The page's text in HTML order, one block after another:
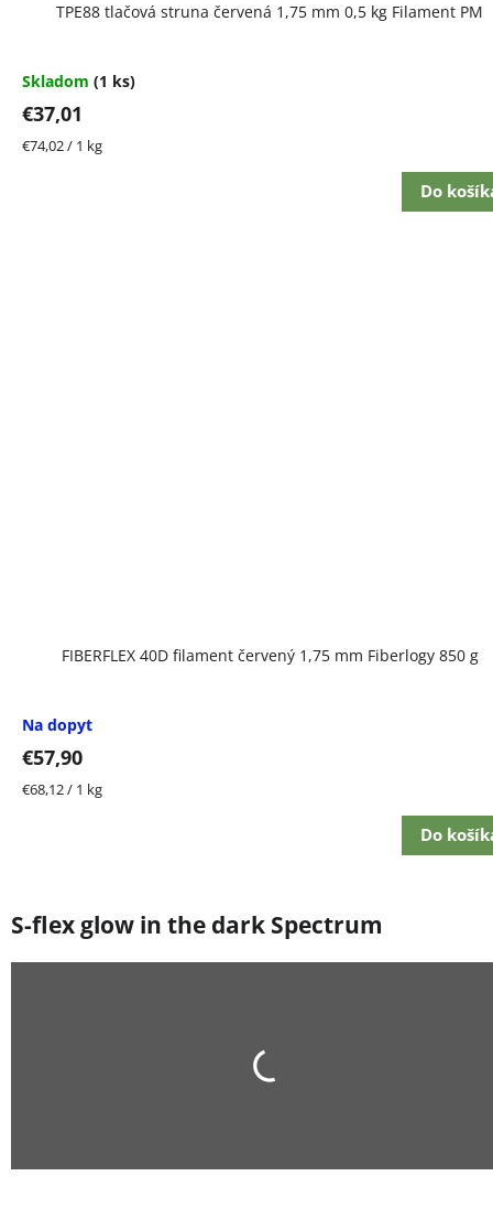
TPE88 tlačová struna červená 1,75 mm 0,5 kg Filament PM
Skladom (1 ks)
€37,01
Jednotková
€74,02 / 1 kg
Do
FIBERFLEX 40D filament červený 1,75 mm Fiberlogy 850 g
Na dopyt
€57,90
Jednotková
€68,12 / 1 kg
Do
S-flex glow in the dark Spectrum